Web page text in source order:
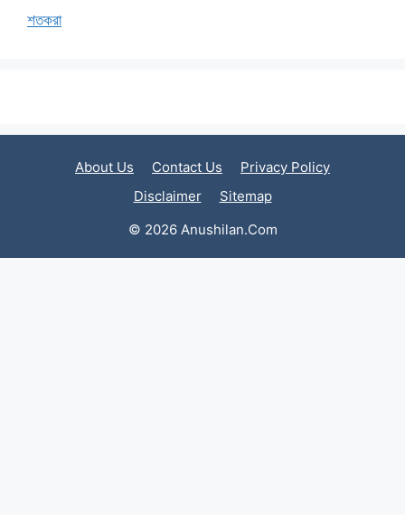
শতকরা
About Us Contact Us
Privacy Policy
Disclaimer
Sitemap
© 2026 Anushilan.Com